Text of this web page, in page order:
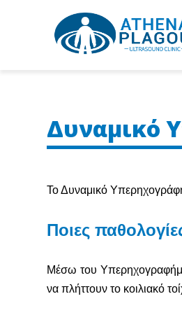
Δυναμικό
Το Δυναμικό
Ποιες
Μέσω του
να πλήττουν το κοιλιακό